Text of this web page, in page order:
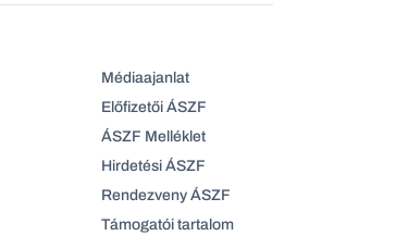
Médiaajanlat
Előfizetői ÁSZF
ÁSZF Melléklet
Hirdetési ÁSZF
Rendezveny ÁSZF
Támogatói tartalom